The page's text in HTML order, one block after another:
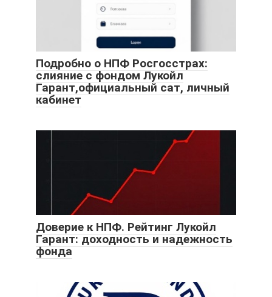
Подробно о НПФ Росгосстрах:
слияние с фондом Лукойл
Гарант,официальный сат, личный
кабинет
Доверие к НПФ. Рейтинг Лукойл
Гарант: доходность и надежность
фонда